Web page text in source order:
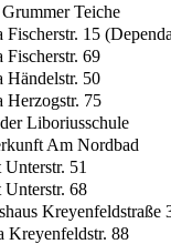
Teiche
Fischerstr. 15
Fischerstr. 69
Händelstr. 50
Herzogstr. 75
Liboriusschule
Am Nordbad
51
68
Kreyenfeldstraße
Kreyenfeldstr. 88